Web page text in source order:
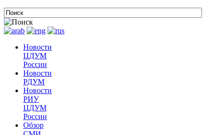
Новости
ЦДУМ
России
Новости
РДУМ
Новости
РИУ
ЦДУМ
России
Обзор